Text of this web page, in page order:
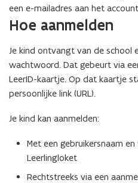
een e-mailadres aan het
Hoe aanmelden
Je kind ontvangt van de school
wachtwoord. Dat gebeurt via
LeerID-kaartje. Op dat kaartje
persoonlijke link (URL).
Je kind kan aanmelden:
Met een gebruikersnaam
Leerlingloket
Rechtstreeks via een